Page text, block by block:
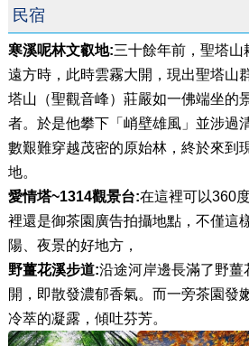
民宿
寒溪呢林文叡地:三十餘年前，聖塔
遠方時，此時雲霧大開，現出聖塔山
塔山（聖觀音峰）莊嚴如一佛端坐的
者。於是他攀下「峭壁雄風」並涉過
數艱難穿越茂密的原始林，終於來到
地。
愛情塔~1314觀景台:在這裡可以360
裡還是御茶園廣告拍攝地點，不僅這
陽、夜景的好地方，
野薑花溪步道:沿途河岸邊長滿了野
開，即散發濃郁香氣。而一旁茶園發
冷萃的凝露，傾吐芬芳。